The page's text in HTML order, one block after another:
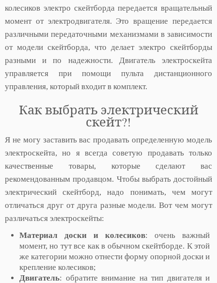
колесиков электро скейтборда передается вращательный
момент от электродвигателя. Это вращение передается
различными передаточными механизмами в зависимости
от модели скейтборда, что делает электро скейтборды
разными и по надежности. Двигатель электроскейта
управляется при помощи пульта дистанционного
управления, который входит в комплект.
Как выбрать электрический
скейт?!
Я не могу заставить вас продавать определенную модель
электроскейта, но я всегда советую продавать только
качественные товары, которые сделают вас
рекомендованным продавцом. Чтобы выбрать достойный
электрический скейтборд, надо понимать, чем могут
отличаться друг от друга разные модели. Вот чем могут
различаться электроскейты:
Материал доски и колесиков: очень важный
момент, но тут все как в обычном скейтборде. К этой
же категории можно отнести форму опорной доски и
крепление колесиков;
Двигатель: обратите внимание на тип двигателя и